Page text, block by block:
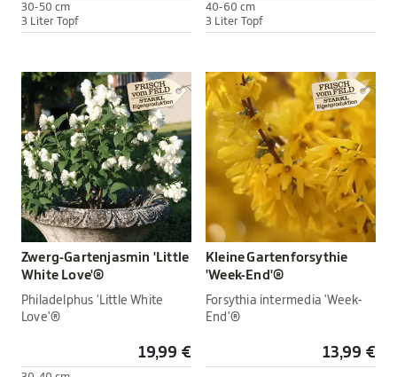
30-50 cm
3 Liter Topf
40-60 cm
3 Liter Topf
Zwerg-Gartenjasmin 'Little
White Love'®
Philadelphus 'Little White
Love'®
19,99 €
Kleine Gartenforsythie
'Week-End'®
Forsythia intermedia 'Week-
End'®
13,99 €